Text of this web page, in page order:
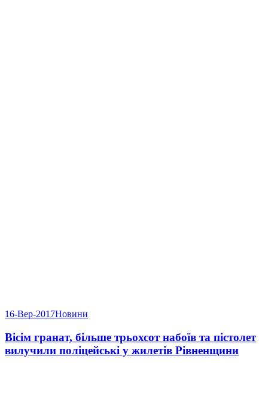
16-Вер-2017Новини
Вісім гранат, більше трьохсот набоїв та пістолет
вилучили поліцейські у жилетів Рівненщини